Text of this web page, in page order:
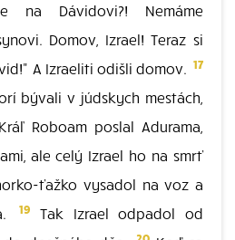
na Dávidovi?! Nemáme
Domov, Izrael! Teraz si
A Izraeliti odišli domov. 17
bývali v júdskych mestách,
Kráľ Roboam poslal Adurama,
ale celý Izrael ho na smrť
ťažko vysadol na voz a
19
Tak Izrael odpadol od